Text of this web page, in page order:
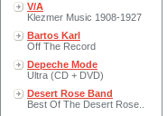
V/A
Klezmer Music 1908-1927
Bartos Karl
Off The Record
Depeche Mode
Ultra (CD + DVD)
Desert Rose Band
Best Of The Desert Rose..